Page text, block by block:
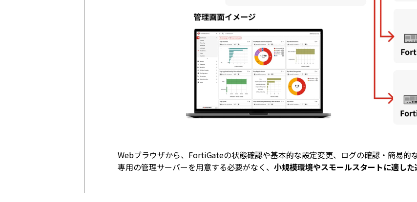
Webブラウザから、FortiGateの状態確認や基本的な設定変更、ログの確認・簡易的
専用の管理サーバーを用意する必要がなく、 小規模環境やスモールスタートに適し